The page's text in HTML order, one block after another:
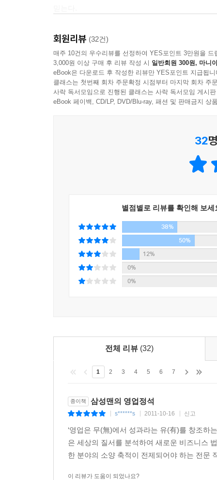
3장에서는 고급 영업 영역으로, 영업맨이라면 반
회원리뷰 (32건)
매주 10건의 우수리뷰를 선정하여 YES포인트 3만원을 드
3,000원 이상 구매 후 리뷰 작성 시 일반회원 300원, 마니
eBook은 다운로드 후 작성한 리뷰만 YES포인트 지급됩니
클래스는 첫번째 회차 주문확정 시점부터 마지막 회차 주
사락 독서모임으로 진행된 클래스는 사락 독서모임 게시
eBook 페이백, CD/LP, DVD/Blu-ray, 패션 및 판매금지 상
32
별점별로 리뷰를 확인해 보세
38%
50%
12%
0%
0%
전체 리뷰 (32)
1 2 3 4 5 6 7
종이책 삼성맨의 영업정석
s******s 2011-10-16 신고
‘영업은 무(無)에서 성과라는 유(有)를 창조하
은 세상의 질서를 분석하여 새로운 비즈니스
한 분야의 소양 축적이 전제되어야 하는 전문
이 리뷰가 도움이 되었나요?